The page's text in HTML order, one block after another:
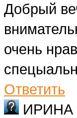
Добрый
очень
Ответить
ИРИНА